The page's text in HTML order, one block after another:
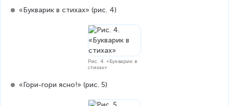
«Букварик в стихах» (рис. 4)
Рис. 4. «Букварик в
стихах»
«Гори-гори ясно!» (рис. 5)